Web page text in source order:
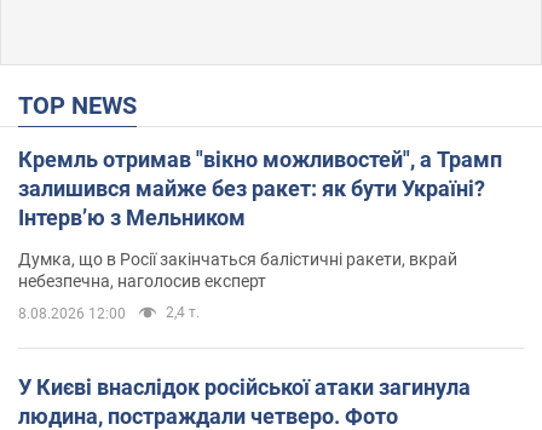
TOP NEWS
Кремль отримав "вікно можливостей", а Трамп
залишився майже без ракет: як бути Україні?
Інтерв’ю з Мельником
Думка, що в Росії закінчаться балістичні ракети, вкрай
небезпечна, наголосив експерт
8.08.2026 12:00 2,4 т.
У Києві внаслідок російської атаки загинула
людина, постраждали четверо. Фото